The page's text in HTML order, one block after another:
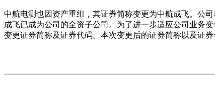
中航电测也因资产重组，其证券简称变更为中航成飞。公
成飞已成为公司的全资子公司。为了进一步适应公司业务
变更证券简称及证券代码。本次变更后的证券简称以及证券